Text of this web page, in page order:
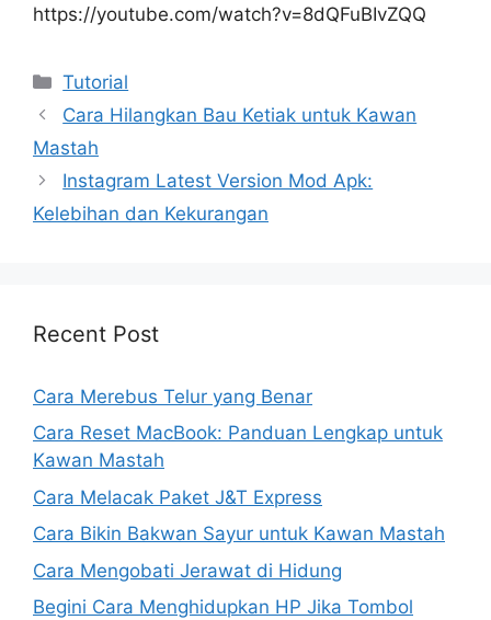
https://youtube.com/watch?v=8dQFuBIvZQQ
Kategori
Tutorial
Cara Hilangkan Bau Ketiak untuk Kawan
Mastah
Instagram Latest Version Mod Apk:
Kelebihan dan Kekurangan
Recent Post
Cara Merebus Telur yang Benar
Cara Reset MacBook: Panduan Lengkap untuk
Kawan Mastah
Cara Melacak Paket J&T Express
Cara Bikin Bakwan Sayur untuk Kawan Mastah
Cara Mengobati Jerawat di Hidung
Begini Cara Menghidupkan HP Jika Tombol